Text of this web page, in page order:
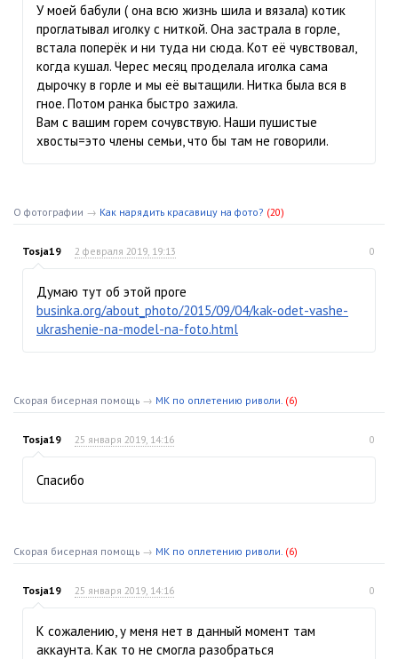
У моей бабули ( она всю жизнь шила и вязала) котик
проглатывал иголку с ниткой. Она застрала в горле,
встала поперёк и ни туда ни сюда. Кот её чувствовал,
когда кушал. Черес месяц проделала иголка сама
дырочку в горле и мы её вытащили. Нитка была вся в
гное. Потом ранка быстро зажила.
Вам с вашим горем сочувствую. Наши пушистые
хвосты=это члены семьи, что бы там не говорили.
О фотографии → Как нарядить красавицу на фото? (20)
Tosja19 2 февраля 2019, 19:13 0
Думаю тут об этой проге
businka.org/about_photo/2015/09/04/kak-odet-vashe-
ukrashenie-na-model-na-foto.html
Скорая бисерная помощь → МК по оплетению риволи. (6)
Tosja19 25 января 2019, 14:16 0
Спасибо
Скорая бисерная помощь → МК по оплетению риволи. (6)
Tosja19 25 января 2019, 14:16 0
К сожалению, у меня нет в данный момент там
аккаунта. Как то не смогла разобраться